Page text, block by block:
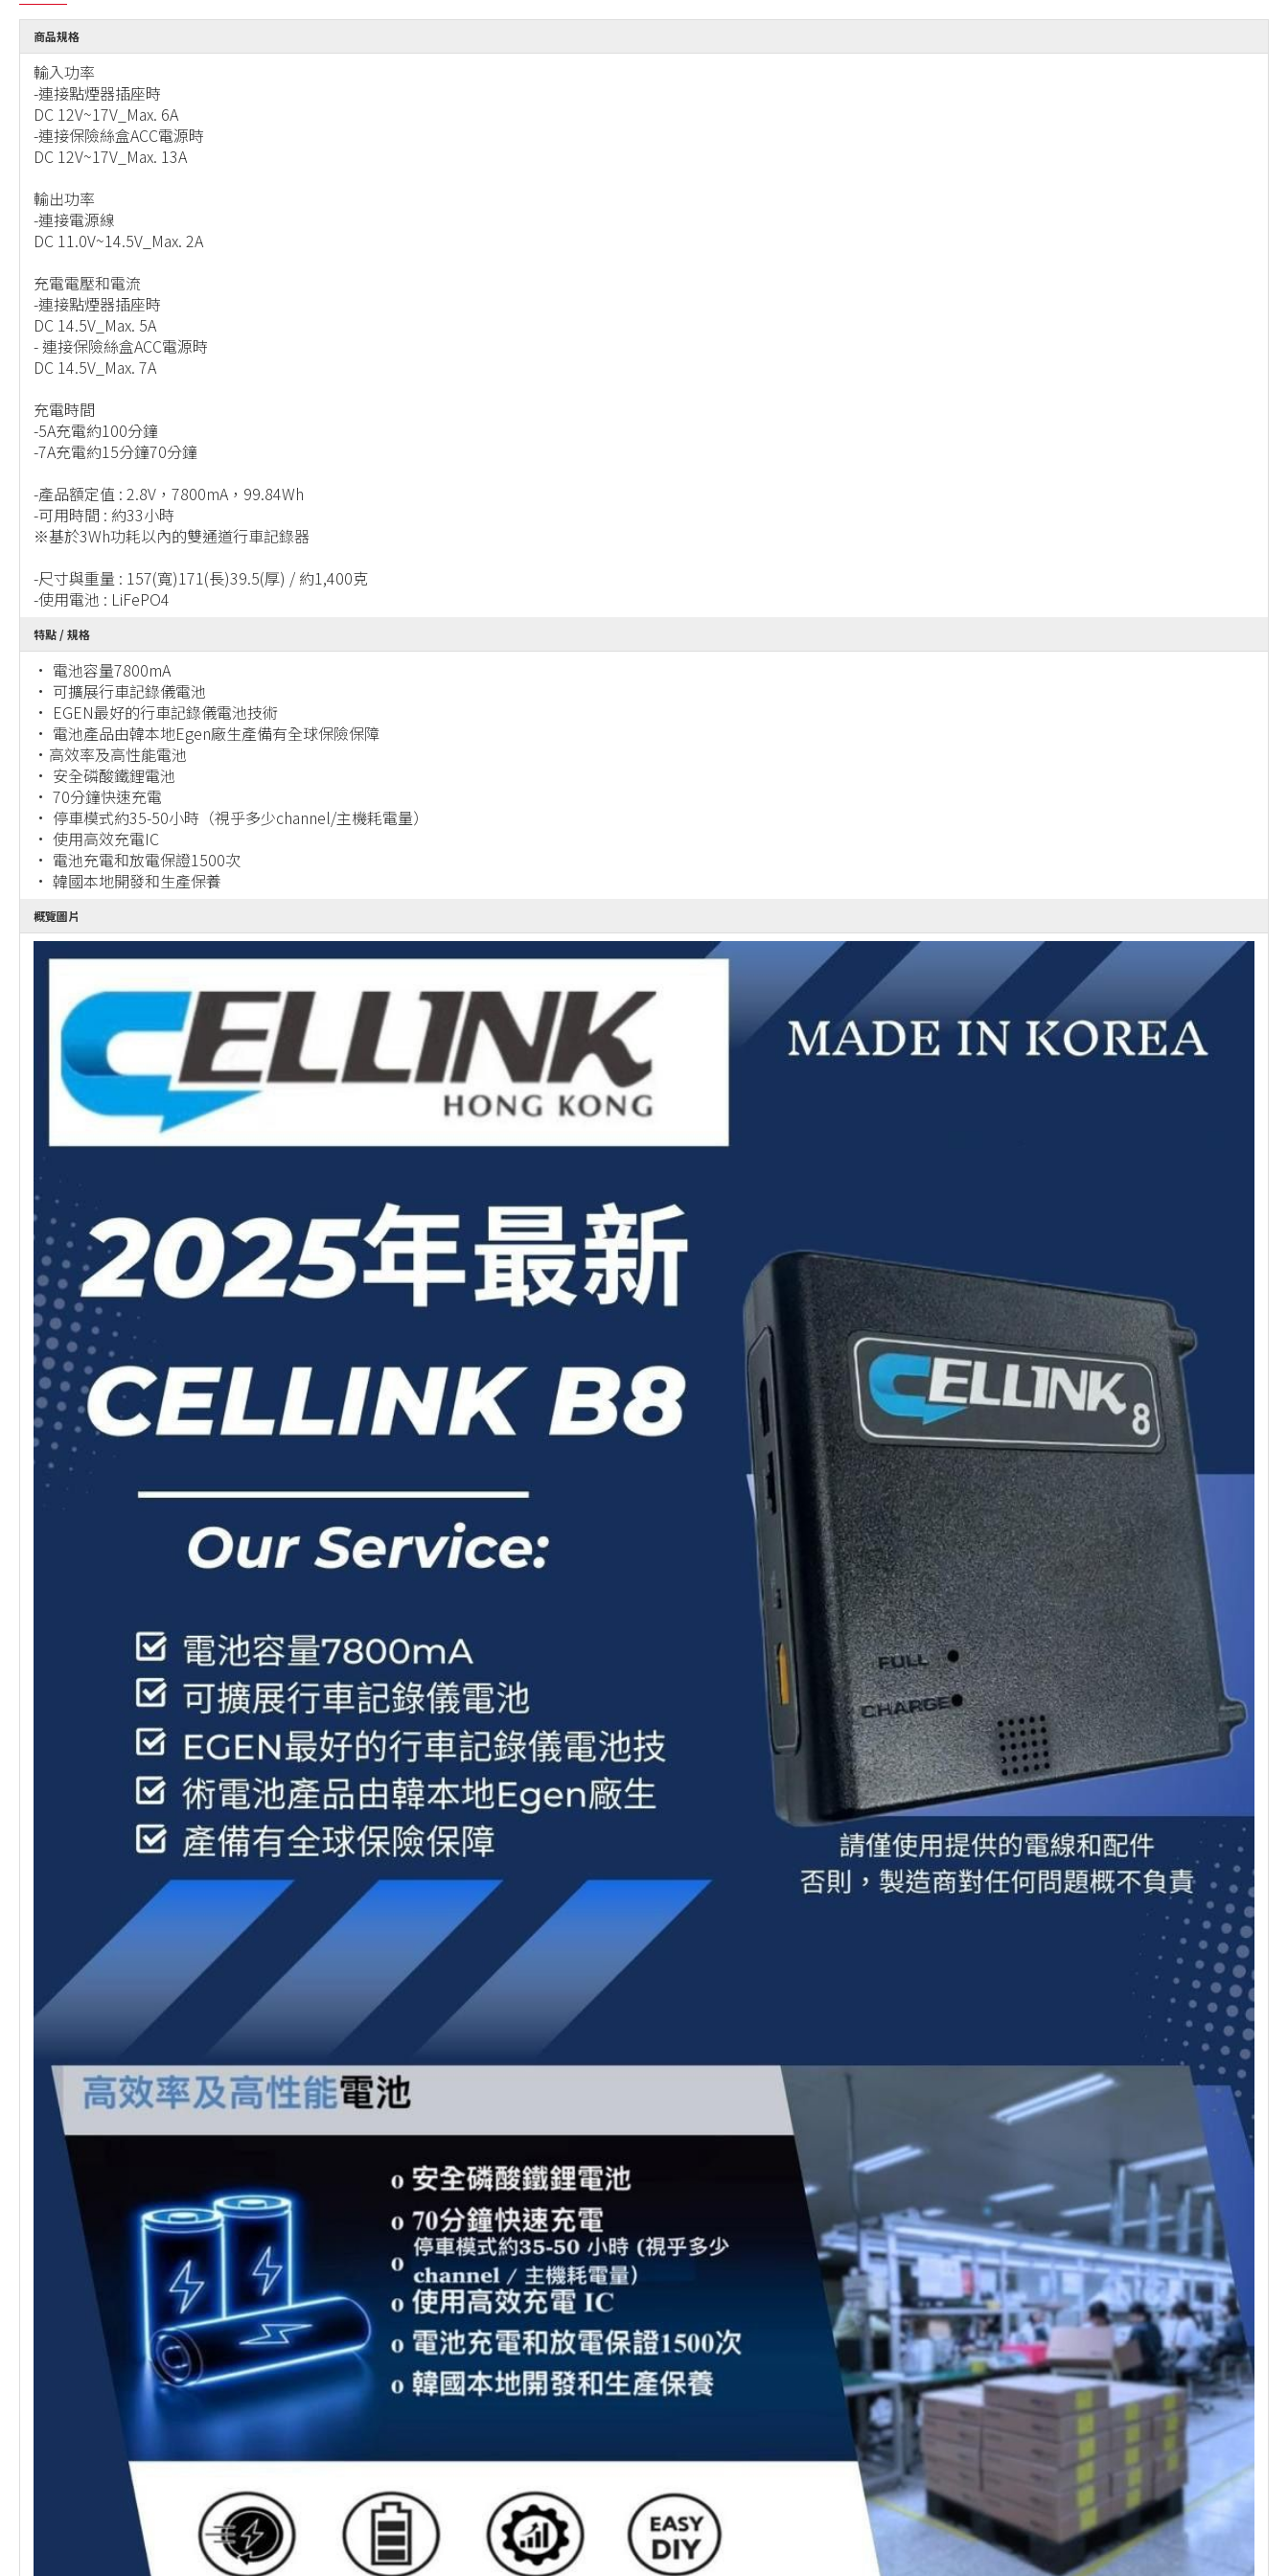
商品規格
輸入功率
-連接點煙器插座時
DC 12V~17V_Max. 6A
-連接保險絲盒ACC電源時
DC 12V~17V_Max. 13A
輸出功率
-連接電源線
DC 11.0V~14.5V_Max. 2A
充電電壓和電流
-連接點煙器插座時
DC 14.5V_Max. 5A
- 連接保險絲盒ACC電源時
DC 14.5V_Max. 7A
充電時間
-5A充電約100分鐘
-7A充電約15分鐘70分鐘
-產品額定值 : 2.8V，7800mA，99.84Wh
-可用時間 : 約33小時
※基於3Wh功耗以內的雙通道行車記錄器
-尺寸與重量 : 157(寬)171(長)39.5(厚) / 約1,400克
-使用電池 : LiFePO4
特點 / 規格
• 電池容量7800mA
• 可擴展行車記錄儀電池
• EGEN最好的行車記錄儀電池技術
• 電池產品由韓本地Egen廠生產備有全球保險保障
•高效率及高性能電池
• 安全磷酸鐵鋰電池
• 70分鐘快速充電
• 停車模式約35-50小時（視乎多少channel/主機耗電量）
• 使用高效充電IC
• 電池充電和放電保證1500次
• 韓國本地開發和生產保養
概覽圖片